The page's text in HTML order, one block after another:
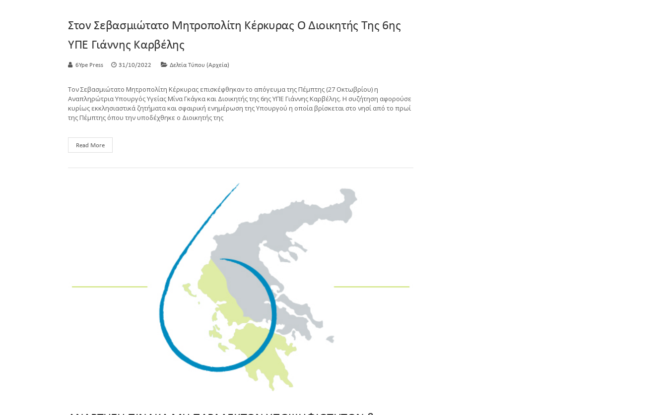
Στον Σεβασμιώτατο Μητροπολίτη Κέρκυρας Ο Διοικητής Της 6ης
ΥΠΕ Γιάννης Καρβέλης
6Ype Press 31/10/2022 Δελτία Τύπου (Αρχεία)
Τον Σεβασμιώτατο Μητροπολίτη Κέρκυρας επισκέφθηκαν το απόγευμα της Πέμπτης (27 Οκτωβρίου) η
Αναπληρώτρια Υπουργός Υγείας Μίνα Γκάγκα και Διοικητής της 6ης ΥΠΕ Γιάννης Καρβέλης. Η συζήτηση αφορούσε
κυρίως εκκλησιαστικά ζητήματα και σφαιρική ενημέρωση της Υπουργού η οποία βρίσκεται στο νησί από το πρωί
της Πέμπτης όπου την υποδέχθηκε ο Διοικητής της
Read More